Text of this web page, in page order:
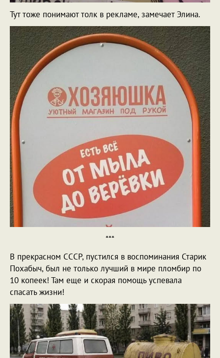
Тут тоже понимают толк в рекламе, замечает Элина.
***
В прекрасном СССР, пустился в воспоминания Старик
Похабыч, был не только лучший в мире пломбир по
10 копеек! Там еще и скорая помощь успевала
спасать жизни!